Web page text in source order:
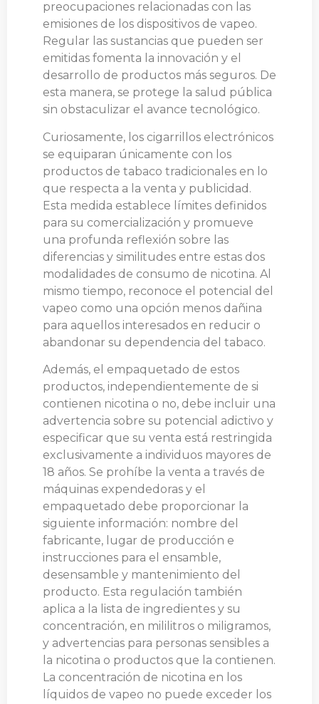
preocupaciones relacionadas con las
emisiones de los dispositivos de vapeo.
Regular las sustancias que pueden ser
emitidas fomenta la innovación y el
desarrollo de productos más seguros. De
esta manera, se protege la salud pública
sin obstaculizar el avance tecnológico.
Curiosamente, los cigarrillos electrónicos
se equiparan únicamente con los
productos de tabaco tradicionales en lo
que respecta a la venta y publicidad.
Esta medida establece límites definidos
para su comercialización y promueve
una profunda reflexión sobre las
diferencias y similitudes entre estas dos
modalidades de consumo de nicotina. Al
mismo tiempo, reconoce el potencial del
vapeo como una opción menos dañina
para aquellos interesados en reducir o
abandonar su dependencia del tabaco.
Además, el empaquetado de estos
productos, independientemente de si
contienen nicotina o no, debe incluir una
advertencia sobre su potencial adictivo y
especificar que su venta está restringida
exclusivamente a individuos mayores de
18 años. Se prohíbe la venta a través de
máquinas expendedoras y el
empaquetado debe proporcionar la
siguiente información: nombre del
fabricante, lugar de producción e
instrucciones para el ensamble,
desensamble y mantenimiento del
producto. Esta regulación también
aplica a la lista de ingredientes y su
concentración, en mililitros o miligramos,
y advertencias para personas sensibles a
la nicotina o productos que la contienen.
La concentración de nicotina en los
líquidos de vapeo no puede exceder los